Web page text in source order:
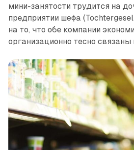
мини-занятости трудится на
предприятии шефа
на то, что обе компании
организационно тесно